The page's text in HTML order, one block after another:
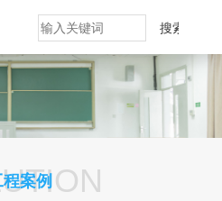
搜索
案例